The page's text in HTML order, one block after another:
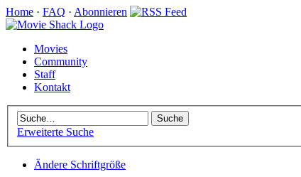
Home · FAQ · Abonnieren
Movies
Community
Staff
Kontakt
Erweiterte Suche
Ändere Schriftgröße